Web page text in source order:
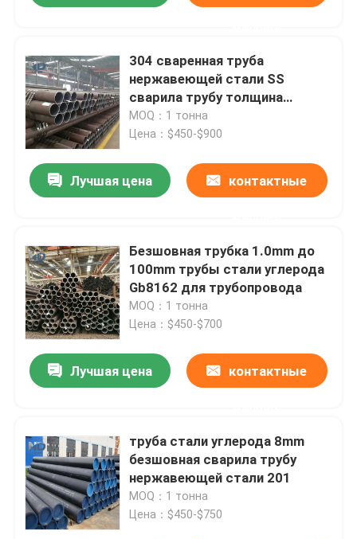
Дом
О нас
Путешествие фабрики
304 сваренная труба
нержавеющей стали SS
сварила трубу толщина
0.16mm до 3.0mm
MOQ：1 тонна
Цена：$450-$900
Лучшая цена контактные
Безшовная трубка 1.0mm до
100mm трубы стали углерода
Gb8162 для трубопровода
MOQ：1 тонна
Цена：$450-$700
Лучшая цена контактные
труба стали углерода 8mm
безшовная сварила трубу
нержавеющей стали 201
MOQ：1 тонна
Цена：$450-$750